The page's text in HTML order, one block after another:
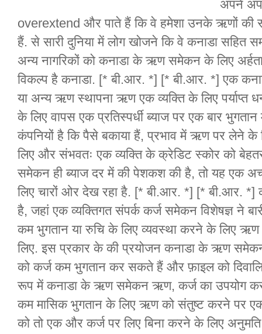
अपने
overextend और पाते हैं कि वे हमेशा उनके ऋणों की
हैं. से सारी दुनिया में लोग खोजने कि वे कनाडा सहित
अन्य नागरिकों को कनाडा के ऋण समेकन के लिए
विकल्प है कनाडा. [* बी.आर. *] [* बी.आर. *] एक
या अन्य ऋण स्थापना ऋण एक व्यक्ति के लिए
के लिए वापस एक प्रतिस्पर्धी ब्याज पर एक बार
कंपनियों है कि पैसे बकाया हैं, प्रभाव में ऋण पर लेने
लिए और संभवतः एक व्यक्ति के क्रेडिट स्कोर को
समेकन ही ब्याज दर में की पेशकश की है, तो यह एक
लिए चारों ओर देख रहा है. [* बी.आर. *] [* बी.आर.
है, जहां एक व्यक्तिगत संपर्क कर्ज समेकन विशेषज्ञ ने
कम भुगतान या रुचि के लिए व्यवस्था करने के लिए
लिए. इस प्रकार के की प्रयोजन कनाडा के ऋण
को कर्ज कम भुगतान कर सकते हैं और फ़ाइल को
रूप में कनाडा के ऋण समेकन ऋण, कर्ज का उपयोग
कम मासिक भुगतान के लिए ऋण को संतुष्ट करने पर
को तो एक और कर्ज पर लिए बिना करने के लिए